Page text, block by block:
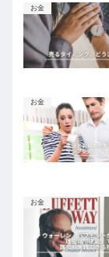
お金
お金
お金